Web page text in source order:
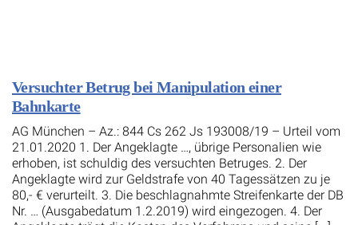
Versuchter Betrug bei Manipulation einer
Bahnkarte
AG München – Az.: 844 Cs 262 Js 193008/19 – Urteil vom
21.01.2020 1. Der Angeklagte …, übrige Personalien wie
erhoben, ist schuldig des versuchten Betruges. 2. Der
Angeklagte wird zur Geldstrafe von 40 Tagessätzen zu je
80,- € verurteilt. 3. Die beschlagnahmte Streifenkarte der DB
Nr. … (Ausgabedatum 1.2.2019) wird eingezogen. 4. Der